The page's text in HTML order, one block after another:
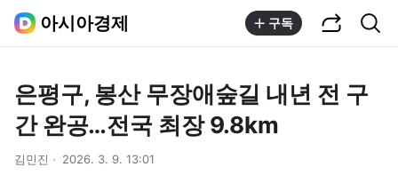
아시아경제 구독
은평구, 봉산 무장애숲길 내년 전 구
간 완공…전국 최장 9.8km
김민진 2026. 3. 9. 13:01